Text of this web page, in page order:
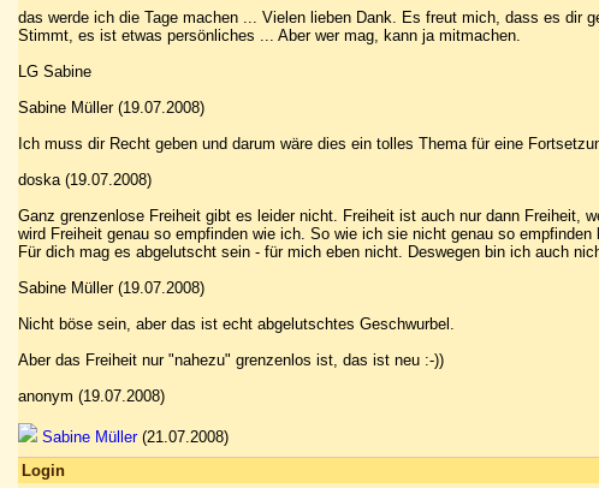
das werde ich die Tage machen ... Vielen lieben Dank. Es freut mich, dass es dir
Stimmt, es ist etwas persönliches ... Aber wer mag, kann ja mitmachen.
LG Sabine
Sabine Müller (19.07.2008)
Ich muss dir Recht geben und darum wäre dies ein tolles Thema für eine
doska (19.07.2008)
Ganz grenzenlose Freiheit gibt es leider nicht. Freiheit ist auch nur dann
wird Freiheit genau so empfinden wie ich. So wie ich sie nicht genau so
Für dich mag es abgelutscht sein - für mich eben nicht. Deswegen bin ich auch
Sabine Müller (19.07.2008)
Nicht böse sein, aber das ist echt abgelutschtes Geschwurbel.
Aber das Freiheit nur "nahezu" grenzenlos ist, das ist neu :-))
anonym (19.07.2008)
Sabine Müller(21.07.2008)
Login